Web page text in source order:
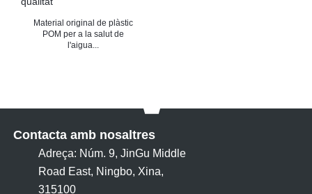
Material original de plàstic
POM per a la salut de
l'aigua...
Contacta amb nosaltres
Adreça: Núm. 9, JinGu Middle
Road East, Ningbo, Xina,
315100